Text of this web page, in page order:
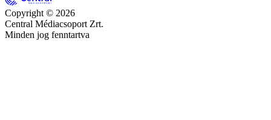
Copyright © 2026
Central Médiacsoport Zrt.
Minden jog fenntartva